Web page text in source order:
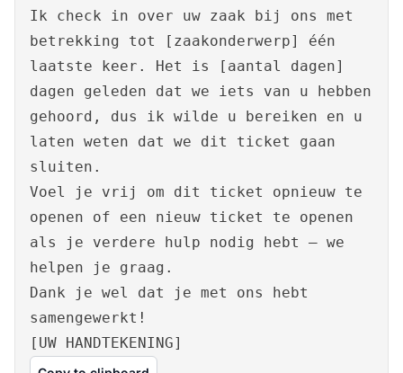
Ik check in over uw zaak bij ons met
betrekking tot [zaakonderwerp] één
laatste keer. Het is [aantal dagen]
dagen geleden dat we iets van u hebben
gehoord, dus ik wilde u bereiken en u
laten weten dat we dit ticket gaan
sluiten.
Voel je vrij om dit ticket opnieuw te
openen of een nieuw ticket te openen
als je verdere hulp nodig hebt – we
helpen je graag.
Dank je wel dat je met ons hebt
samengewerkt!
[UW HANDTEKENING]